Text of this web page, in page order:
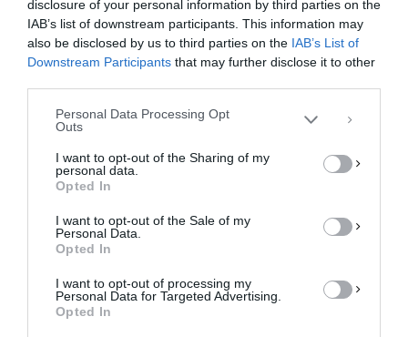
disclosure of your personal information by third parties on the
IAB’s list of downstream participants. This information may
also be disclosed by us to third parties on the IAB’s List of
Downstream Participants that may further disclose it to other
Personal Data Processing Opt
Outs
I want to opt-out of the Sharing of my
personal data.
Opted In
I want to opt-out of the Sale of my
Personal Data.
Opted In
I want to opt-out of processing my
Personal Data for Targeted Advertising.
Opted In
Για να παρέχουμε την καλύτερη εμπειρία, χρησιμοποιούμε τεχνολογίες όπως
cookies για την αποθήκευση ή/και την πρόσβαση σε πληροφορίες συσκευών.
Η συγκατάθεση για τις εν λόγω τεχνολογίες θα μας επιτρέψει να
επεξεργαστούμε δεδομένα προσωπικού χαρακτήρα, όπως συμπεριφορά
περιήγησης ή μοναδικά αναγνωριστικά σε αυτόν τον ιστότοπο. Η μη
συγκατάθεση ή η ανάκληση της συγκατάθεσης, μπορεί να επηρεάσει
αρνητικά ορισμένες λειτουργίες και δυνατότητες.
ΠΡΟΒΟΛΉ ΠΡΟΤΙΜΉΣΕΩΝ
Πολιτική Cookies